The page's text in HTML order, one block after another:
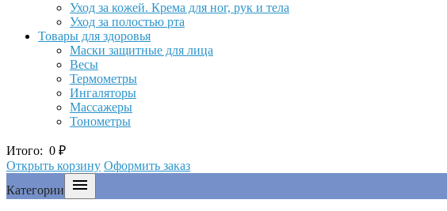
Уход за кожей. Крема для ног, рук и тела
Уход за полостью рта
Товары для здоровья
Маски защитные для лица
Весы
Термометры
Ингаляторы
Массажеры
Тонометры
Итого: 0 ₽
Открыть корзину Оформить заказ
Категории
